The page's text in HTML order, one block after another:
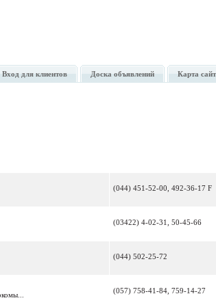
Вход для клиентов Доска объявлений Карта
(044) 451-52-00, 492-36-17 F
(03422) 4-02-31, 50-45-66
(044) 502-25-72
(057) 758-41-84, 759-14-27